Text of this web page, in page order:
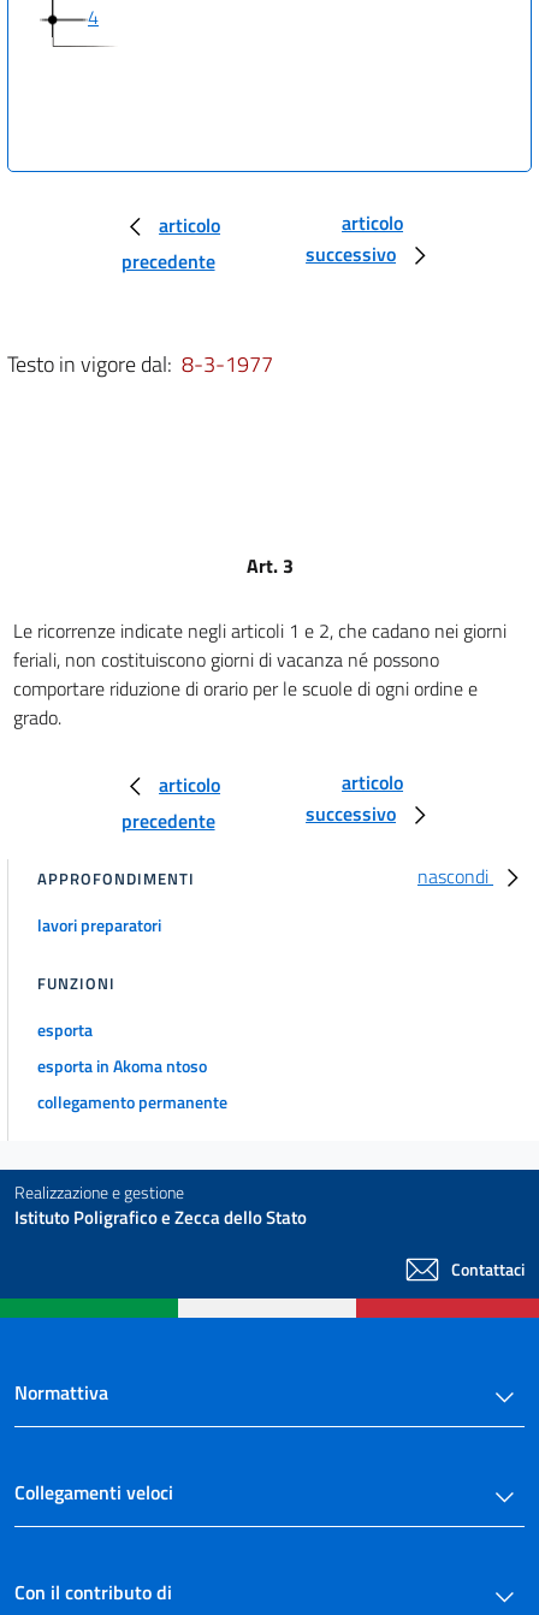
4
articolo
precedente
articolo
successivo
Testo in vigore dal: 8-3-1977
Art. 3
Le ricorrenze indicate negli articoli 1 e 2, che cadano nei giorni
feriali, non costituiscono giorni di vacanza né possono
comportare riduzione di orario per le scuole di ogni ordine e
grado.
articolo
precedente
articolo
successivo
nascondi
APPROFONDIMENTI
lavori preparatori
FUNZIONI
esporta
esporta in Akoma ntoso
collegamento permanente
Realizzazione e gestione
Istituto Poligrafico e Zecca dello Stato
Contattaci
Normattiva
Collegamenti veloci
Con il contributo di